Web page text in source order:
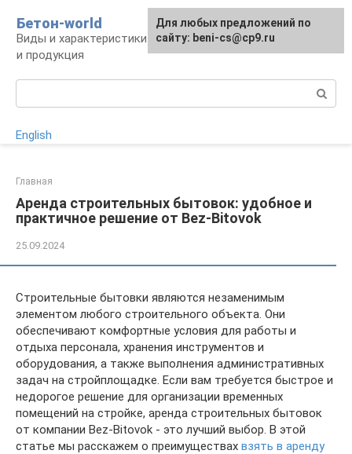
контенту
Бетон-world
Виды и характеристики бетона, конструкции
и продукция
English
Главная
Аренда строительных бытовок: удобное и
практичное решение от Bez-Bitovok
25.09.2024
Строительные бытовки являются незаменимым
элементом любого строительного объекта. Они
обеспечивают комфортные условия для работы и
отдыха персонала, хранения инструментов и
оборудования, а также выполнения административных
задач на стройплощадке. Если вам требуется быстрое и
недорогое решение для организации временных
помещений на стройке, аренда строительных бытовок
от компании Bez-Bitovok - это лучший выбор. В этой
статье мы расскажем о преимуществах взять в аренду
Для любых предложений по
сайту: beni-cs@cp9.ru